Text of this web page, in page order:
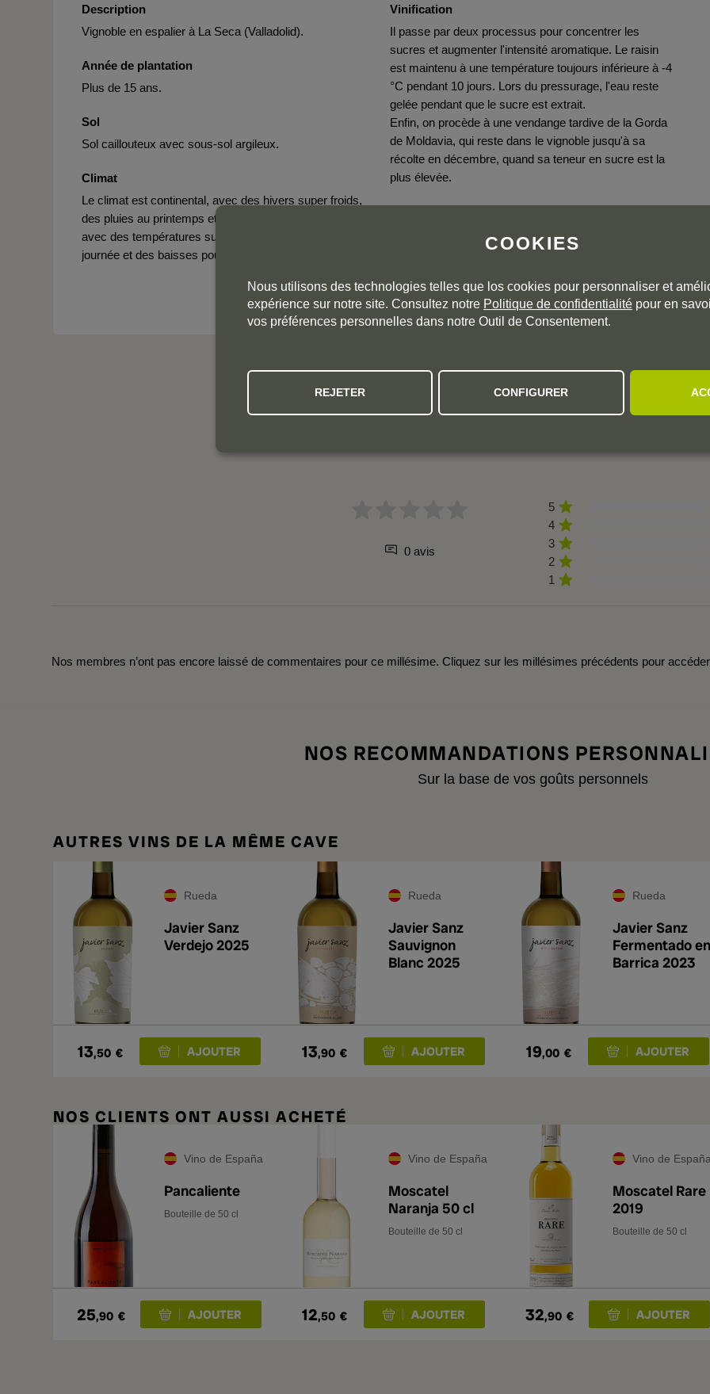
Description
Vignoble en espalier à La Seca (Valladolid).
Année de plantation
Plus de 15 ans.
Sol
Sol caillouteux avec sous-sol argileux.
Climat
Le climat est continental, avec des hivers super froids,
des pluies au printemps et en automne, et des étés
avec des températures super chaudes pendant la
journée et des baisses pouvant atteindre 20 °C la nuit.
Vinification
Il passe par deux processus pour concentrer les
sucres et augmenter l'intensité aromatique. Le raisin
est maintenu à une température toujours inférieure à -4
°C pendant 10 jours. Lors du pressurage, l'eau reste
gelée pendant que le sucre est extrait.
Enfin, on procède à une vendange tardive de la Gorda
de Moldavia, qui reste dans le vignoble jusqu'à sa
récolte en décembre, quand sa teneur en sucre est la
plus élevée.
coupage » qui est arrondi par un passage en fûts de
0 avis
5
4
3
2
1
Nos membres n’ont pas encore laissé de commentaires pour ce millésime. Cliquez sur les millésimes précédents pour
NOS RECOMMANDATIONS
Sur la base de vos goûts personnels
AUTRES VINS DE LA MÊME CAVE
Rueda
Javier Sanz
Verdejo 2025
13,50 €
Rueda
Javier Sanz
Sauvignon
Blanc 2025
13,90 €
Rueda
Javier Sanz
Fermentado en
Barrica 2023
19,00 €
NOS CLIENTS ONT AUSSI ACHETÉ
Vino de España
Pancaliente
Bouteille de 50 cl
25,90 €
Vino de España
Moscatel
Naranja 50 cl
Bouteille de 50 cl
12,50 €
Vino de España
Moscatel Rare
2019
Bouteille de 50 cl
32,90 €
COOKIES
Nous utilisons des technologies telles que los cookies pour personnaliser et
expérience sur notre site. Consultez notre Politique de confidentialité pour en
vos préférences personnelles dans notre Outil de Consentement.
REJETER CONFIGURER